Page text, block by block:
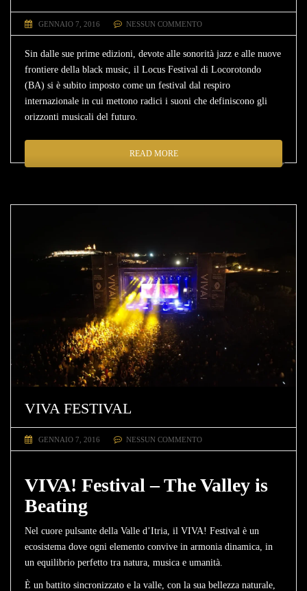
GENNAIO 7, 2016 NESSUN COMMENTO
Sin dalle sue prime edizioni, devote alle sonorità jazz e alle nuove
frontiere della black music, il Locus Festival di Locorotondo
(BA) si è subito imposto come un festival dal respiro
internazionale in cui mettono radici i suoni che definiscono gli
orizzonti musicali del futuro.
READ MORE
VIVA FESTIVAL
GENNAIO 7, 2016 NESSUN COMMENTO
VIVA! Festival – The Valley is
Beating
Nel cuore pulsante della Valle d’Itria, il VIVA! Festival è un
ecosistema dove ogni elemento convive in armonia dinamica, in
un equilibrio perfetto tra natura, musica e umanità.
È un battito sincronizzato e la valle, con la sua bellezza naturale,